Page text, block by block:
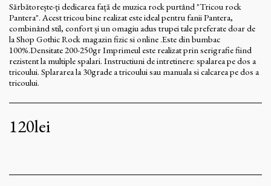
Sărbătorește-ți dedicarea față de muzica rock purtând "Tricou rock
Pantera". Acest tricou bine realizat este ideal pentru fanii Pantera,
combinând stil, confort și un omagiu adus trupei tale preferate doar de
la Shop Gothic Rock magazin fizic si online .Este din bumbac
100%.Densitate 200-250gr Imprimeul este realizat prin serigrafie fiind
rezistent la multiple spalari. Instructiuni de intretinere: spalarea pe dos a
tricoului. Splararea la 30grade a tricoului sau manuala si calcarea pe dos a
tricoului.
120lei